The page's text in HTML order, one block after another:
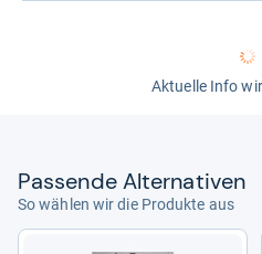
Aktuelle Info
Pas­sende Alter­na­ti­ven
So wählen wir die Produkte aus